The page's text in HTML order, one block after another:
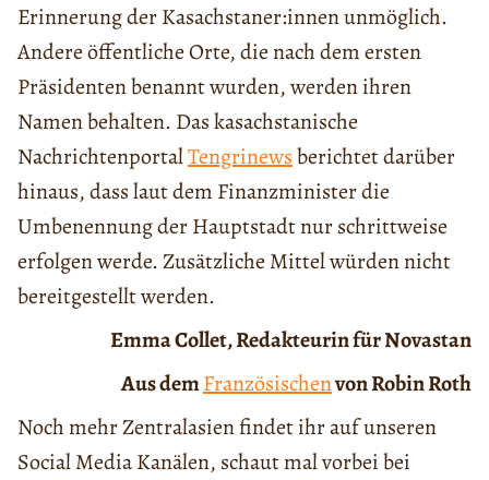
Erinnerung der Kasachstaner:innen unmöglich.
Andere öffentliche Orte, die nach dem ersten
Präsidenten benannt wurden, werden ihren
Namen behalten. Das kasachstanische
NachrichtenportalTengrinewsberichtet darüber
hinaus, dass laut dem Finanzminister die
Umbenennung der Hauptstadt nur schrittweise
erfolgen werde. Zusätzliche Mittel würden nicht
bereitgestellt werden.
Emma Collet, Redakteurin für Novastan
Aus demFranzösischenvon Robin Roth
Noch mehr Zentralasien findet ihr auf unseren
Social Media Kanälen, schaut mal vorbei bei